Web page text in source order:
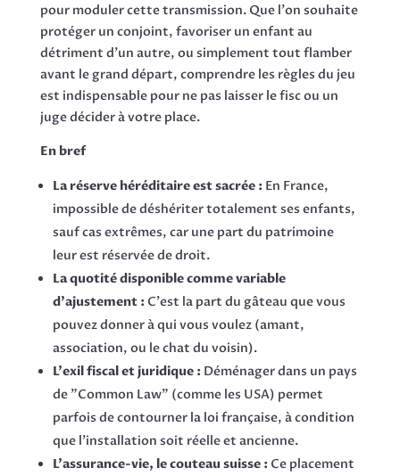
pour moduler cette transmission. Que l'on souhaite
protéger un conjoint, favoriser un enfant au
détriment d'un autre, ou simplement tout flamber
avant le grand départ, comprendre les règles du jeu
est indispensable pour ne pas laisser le fisc ou un
juge décider à votre place.
En bref
La réserve héréditaire est sacrée : En France,
impossible de déshériter totalement ses enfants,
sauf cas extrêmes, car une part du patrimoine
leur est réservée de droit.
La quotité disponible comme variable
d'ajustement : C'est la part du gâteau que vous
pouvez donner à qui vous voulez (amant,
association, ou le chat du voisin).
L'exil fiscal et juridique : Déménager dans un pays
de "Common Law" (comme les USA) permet
parfois de contourner la loi française, à condition
que l'installation soit réelle et ancienne.
L'assurance-vie, le couteau suisse : Ce placement